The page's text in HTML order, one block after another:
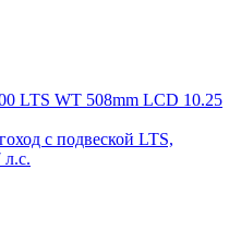
LTS WT 508mm LCD 10.25
с подвеской LTS,